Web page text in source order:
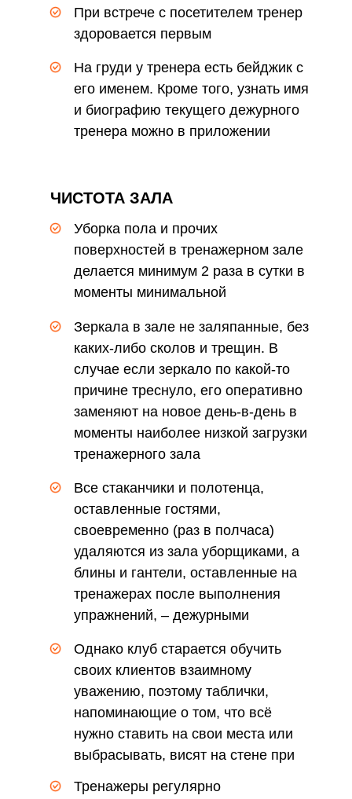
При встрече с посетителем тренер
здоровается первым
На груди у тренера есть бейджик с
его именем. Кроме того, узнать имя
и биографию текущего дежурного
тренера можно в приложении
ЧИСТОТА ЗАЛА
Уборка пола и прочих
поверхностей в тренажерном зале
делается минимум 2 раза в сутки в
моменты минимальной
Зеркала в зале не заляпанные, без
каких-либо сколов и трещин. В
случае если зеркало по какой-то
причине треснуло, его оперативно
заменяют на новое день-в-день в
моменты наиболее низкой загрузки
тренажерного зала
Все стаканчики и полотенца,
оставленные гостями,
своевременно (раз в полчаса)
удаляются из зала уборщиками, а
блины и гантели, оставленные на
тренажерах после выполнения
упражнений, – дежурными
Однако клуб старается обучить
своих клиентов взаимному
уважению, поэтому таблички,
напоминающие о том, что всё
нужно ставить на свои места или
выбрасывать, висят на стене при
Тренажеры регулярно